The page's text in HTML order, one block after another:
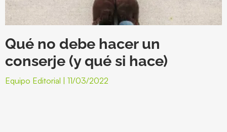
Qué no debe hacer un
conserje (y qué si hace)
Equipo Editorial 11/03/2022